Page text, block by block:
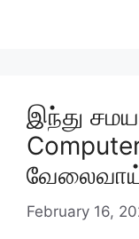
இந்து
February 16,